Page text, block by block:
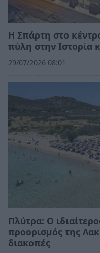
Η Σπάρτη στο
πύλη στην Ιστορία
29/07/2026 08:01
Πλύτρα: Ο
προορισμός της
διακοπές